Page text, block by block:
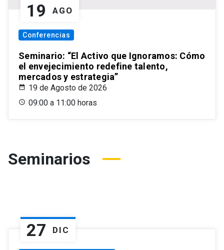
19 AGO
Conferencias
Seminario: “El Activo que Ignoramos: Cómo
el envejecimiento redefine talento,
mercados y estrategia”
19 de Agosto de 2026
09:00 a 11:00 horas
Seminarios
27 DIC